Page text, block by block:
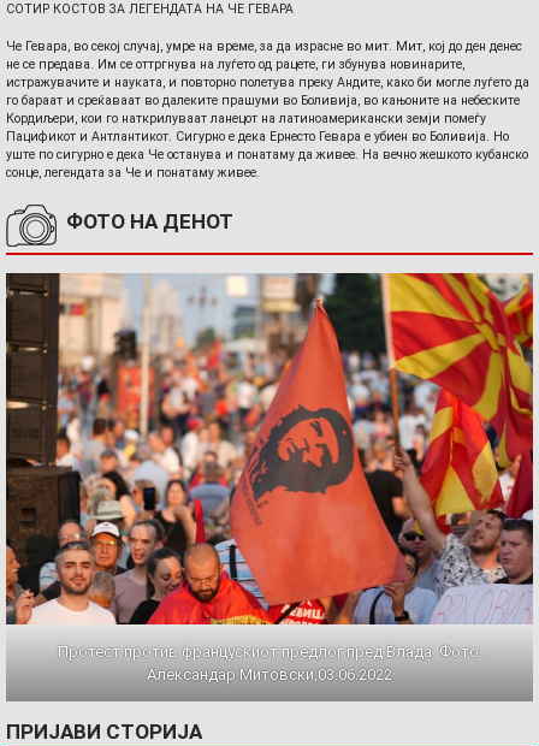
СОТИР КОСТОВ ЗА ЛЕГЕНДАТА НА ЧЕ ГЕВАРА
Че Гевара, во секој случај, умре на време, за да израсне во мит. Мит, кој до ден денес
не се предава. Им се оттргнува на луѓето од рацете, ги збунува новинарите,
истражувачите и науката, и повторно полетува преку Андите, како би могле луѓето да
го бараат и среќаваат во далеките прашуми во Боливија, во кањоните на небеските
Кордиљери, кои го наткрилуваат ланецот на латиноамерикански земји помеѓу
Пацификот и Антлантикот. Сигурно е дека Ернесто Гевара е убиен во Боливија. Но
уште по сигурно е дека Че останува и понатаму да живее. На вечно жешкото кубанско
сонце, легендата за Че и понатаму живее.
ФОТО НА ДЕНОТ
Протест против францускиот предлог пред Влада. Фото:
Александар Митовски,03.06.2022
ПРИЈАВИ СТОРИЈА